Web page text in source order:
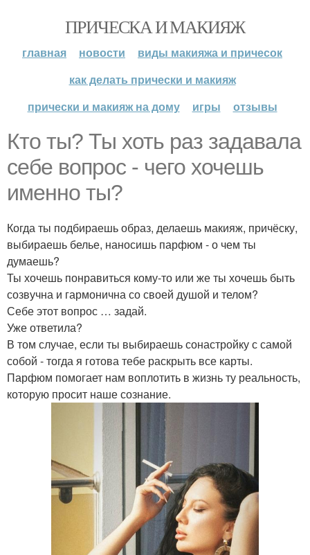
ПРИЧЕСКА И МАКИЯЖ
главная новости
виды макияжа и причесок
как делать прически и макияж
прически и макияж на дому
игры отзывы
Кто ты? Ты хоть раз задавала
себе вопрос - чего хочешь
именно ты?
Когда ты подбираешь образ, делаешь макияж, причёску,
выбираешь белье, наносишь парфюм - о чем ты
думаешь?
Ты хочешь понравиться кому-то или же ты хочешь быть
созвучна и гармонична со своей душой и телом?
Себе этот вопрос … задай.
Уже ответила?
В том случае, если ты выбираешь сонастройку с самой
собой - тогда я готова тебе раскрыть все карты.
Парфюм помогает нам воплотить в жизнь ту реальность,
которую просит наше сознание.